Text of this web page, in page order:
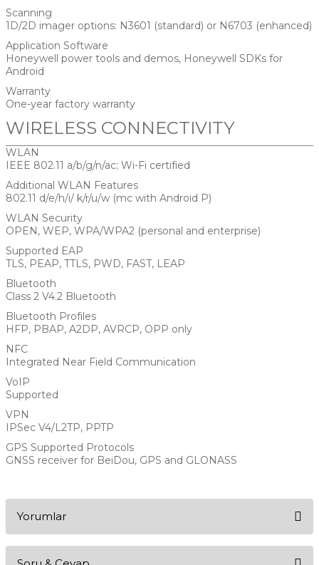
Scanning
1D/2D imager options: N3601 (standard) or N6703 (enhanced)
Application Software
Honeywell power tools and demos, Honeywell SDKs for
Android
Warranty
One-year factory warranty
WIRELESS CONNECTIVITY
WLAN
IEEE 802.11 a/b/g/n/ac; Wi-Fi certified
Additional WLAN Features
802.11 d/e/h/i/ k/r/u/w (mc with Android P)
WLAN Security
OPEN, WEP, WPA/WPA2 (personal and enterprise)
Supported EAP
TLS, PEAP, TTLS, PWD, FAST, LEAP
Bluetooth
Class 2 V4.2 Bluetooth
Bluetooth Profiles
HFP, PBAP, A2DP, AVRCP, OPP only
NFC
Integrated Near Field Communication
VoIP
Supported
VPN
IPSec V4/L2TP, PPTP
GPS Supported Protocols
GNSS receiver for BeiDou, GPS and GLONASS
Yorumlar